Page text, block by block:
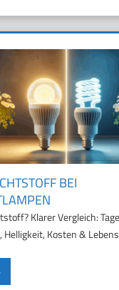
BEI
Klarer Vergleich:
Kosten &